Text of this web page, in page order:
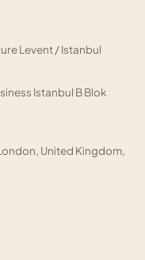
Levent / Istanbul
Istanbul B Blok
United Kingdom,